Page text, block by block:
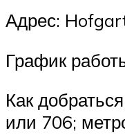
Адрес:
График
Как
или 706;